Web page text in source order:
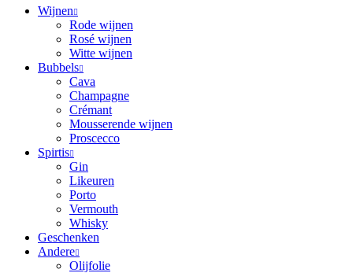
Wijnen
Rode wijnen
Rosé wijnen
Witte wijnen
Bubbels
Cava
Champagne
Crémant
Mousserende wijnen
Proscecco
Spirtis
Gin
Likeuren
Porto
Vermouth
Whisky
Geschenken
Andere
Olijfolie